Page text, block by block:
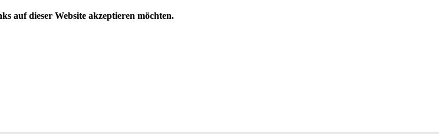
auf dieser Website akzeptieren möchten.